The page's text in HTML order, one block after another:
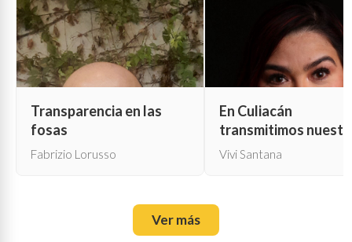
Transparencia en las
fosas
Fabrizio Lorusso
En Culiacán
transmitimos
propia muerte
Vivi Santana
Ver más